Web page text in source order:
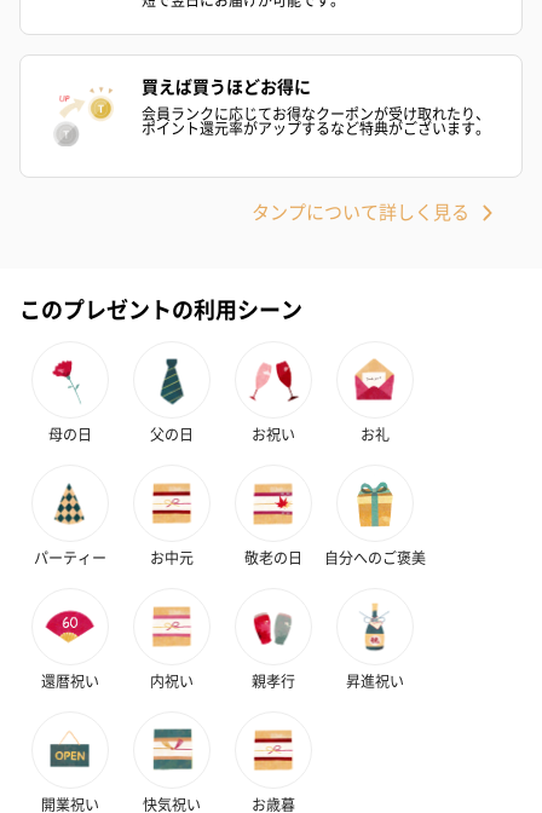
買えば買うほどお得に
会員ランクに応じてお得なクーポンが受け取れたり、
ポイント還元率がアップするなど特典がございます。
タンプについて詳しく見る
このプレゼントの利用シーン
母の日 父の日 お祝い お礼
パーティー お中元 敬老の日 自分へのご褒美
還暦祝い 内祝い 親孝行 昇進祝い
開業祝い 快気祝い お歳暮